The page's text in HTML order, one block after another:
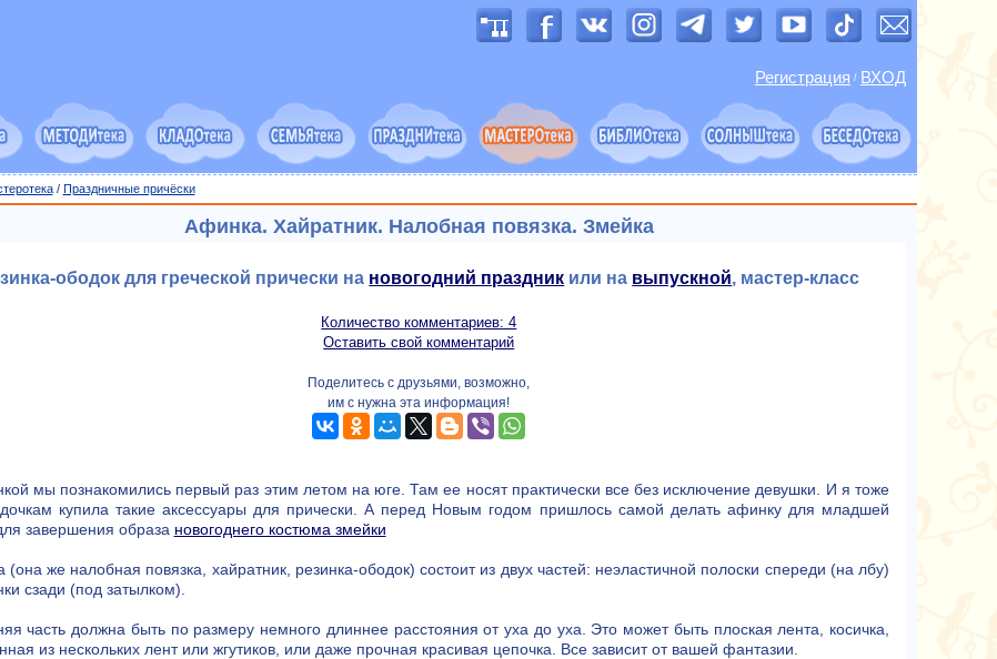
Регистрация / ВХОД
/ Праздничные причёски
Афинка. Хайратник. Налобная повязка. Змейка
ободок для греческой прически на новогодний праздник или на выпускной, мастер-класс
Количество комментариев: 4
Оставить свой комментарий
Поделитесь с друзьями, возможно,
им с нужна эта информация!
мы познакомились первый раз этим летом на юге. Там ее носят практически все без исключение девушки. И я тоже
купила такие аксессуары для прически. А перед Новым годом пришлось самой делать афинку для младшей
завершения образа новогоднего костюма змейки
(она же налобная повязка, хайратник, резинка-ободок) состоит из двух частей: неэластичной полоски спереди (на лбу)
сзади (под затылком).
часть должна быть по размеру немного длиннее расстояния от уха до уха. Это может быть плоская лента, косичка,
из нескольких лент или жгутиков, или даже прочная красивая цепочка. Все зависит от вашей фантазии.